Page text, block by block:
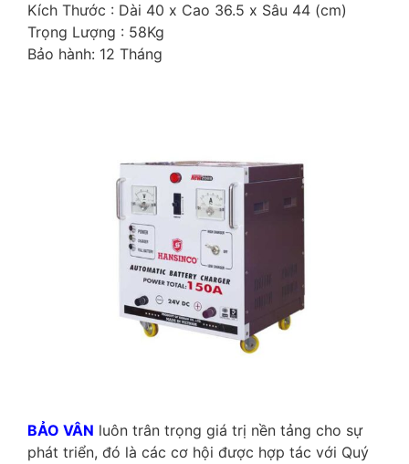
Kích Thước : Dài 40 x Cao 36.5 x Sâu 44 (cm)
Trọng Lượng : 58Kg
Bảo hành: 12 Tháng
BẢO VÂN luôn trân trọng giá trị nền tảng cho sự
phát triển, đó là các cơ hội được hợp tác với Quý